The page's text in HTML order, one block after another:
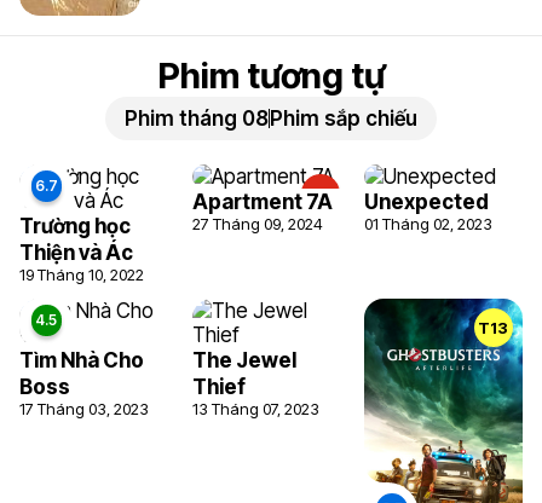
Phim tương tự
Phim tháng 08 Phim sắp chiếu
Trường học
Thiện và Ác
19 Tháng 10, 2022
T18
Apartment 7A
27 Tháng 09, 2024
Unexpected
01 Tháng 02, 2023
Tìm Nhà Cho
Boss
17 Tháng 03, 2023
The Jewel
Thief
13 Tháng 07, 2023
T13